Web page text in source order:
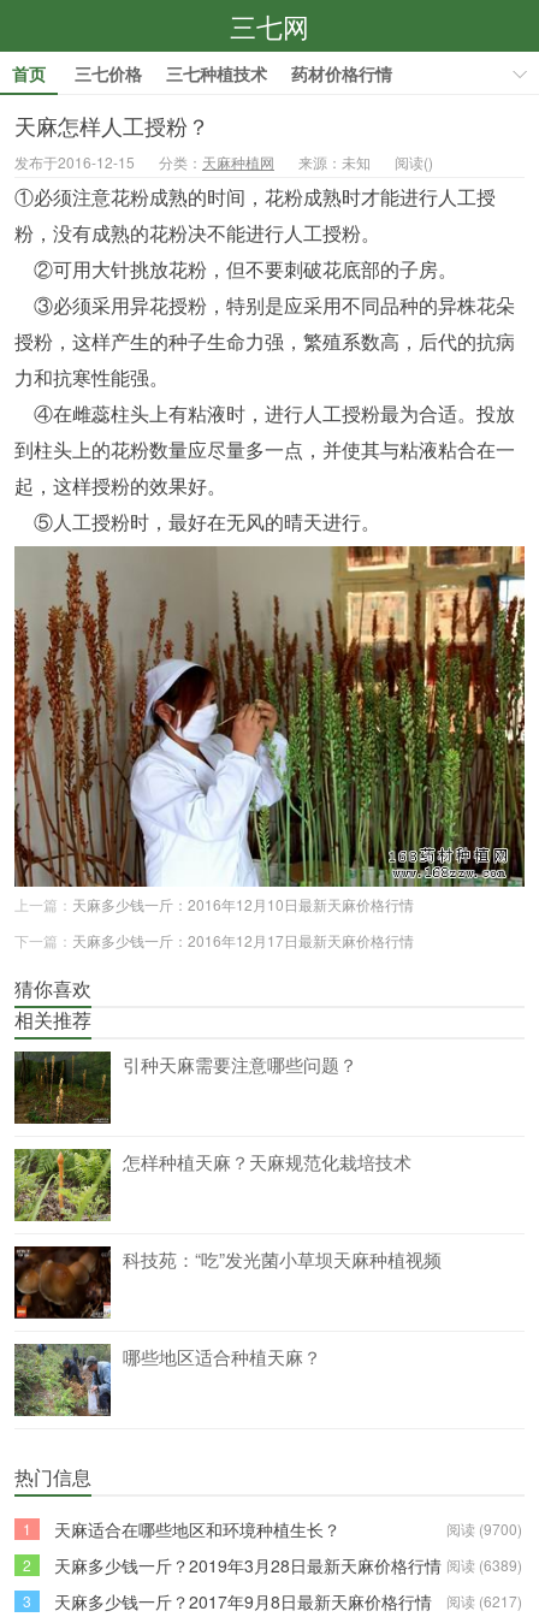
三七网
首页 三七价格 三七种植技术
药材价格行情
药材种植技术
天麻怎样人工授粉？
发布于2016-12-15 分类： 天麻种植网 来源：未知 阅读()
①必须注意花粉成熟的时间，花粉成熟时才能进行人工授
粉，没有成熟的花粉决不能进行人工授粉。
②可用大针挑放花粉，但不要刺破花底部的子房。
③必须采用异花授粉，特别是应采用不同品种的异株花朵
授粉，这样产生的种子生命力强，繁殖系数高，后代的抗病
力和抗寒性能强。
④在雌蕊柱头上有粘液时，进行人工授粉最为合适。投放
到柱头上的花粉数量应尽量多一点，并使其与粘液粘合在一
起，这样授粉的效果好。
⑤人工授粉时，最好在无风的晴天进行。
上一篇： 天麻多少钱一斤：2016年12月10日最新天麻价格行情
下一篇： 天麻多少钱一斤：2016年12月17日最新天麻价格行情
猜你喜欢
相关推荐
引种天麻需要注意哪些问题？
怎样种植天麻？天麻规范化栽培技术
科技苑：“吃”发光菌小草坝天麻种植视频
哪些地区适合种植天麻？
热门信息
阅读 (9700)
1 天麻适合在哪些地区和环境种植生长？
阅读 (6389)
2 天麻多少钱一斤？2019年3月28日最新天麻价格行情
阅读 (6217)
3 天麻多少钱一斤？2017年9月8日最新天麻价格行情